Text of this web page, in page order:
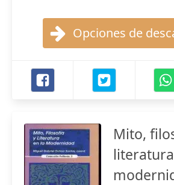
Opciones de
Mito,